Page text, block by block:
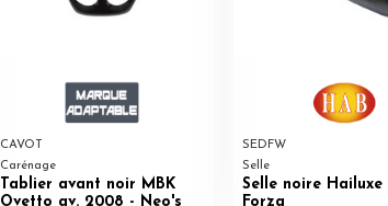
CAVOT
Carénage
Tablier avant noir MBK
Ovetto av. 2008 - Neo's
SEDFW
Selle
Selle noire Hailuxe
Forza